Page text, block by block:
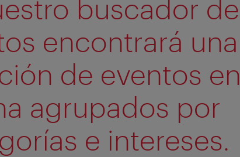
buscador de
encontrará una
de eventos en
agrupados por
e intereses.